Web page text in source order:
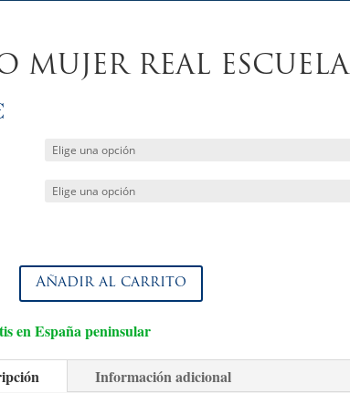
MUJER REAL ESCUELA
Añadir al carrito
en España peninsular
Información adicional